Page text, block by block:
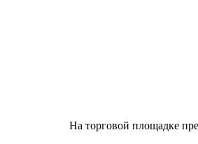
На торговой площадке